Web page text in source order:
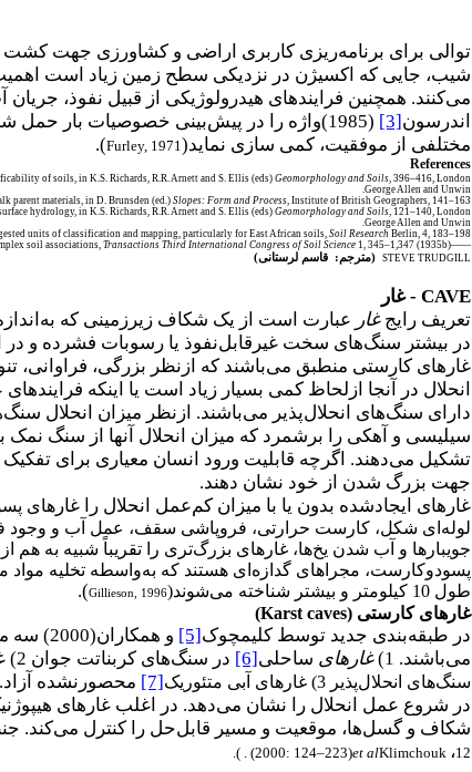
توالی برای برنامه‌ریزی کاربری اراضی و کشاورزی جهت
شیب، جایی که اکسیژن در نزدیکی سطح زمین زیاد است اهمیت
می‌کنند. همچنین فرایندهای هیدرولوژیکی از قبیل نفوذ،
اندرسون[3]
(1985)واژه را در پیش‌بینی خصوصیات بار
مختلفی از موفقیت، کمی سازی نماید(Furley, 1971
).
References
of soils, in K.S. Richards, R.R. Arnett and S. Ellis (eds) Geomorphology and Soils, 396–416, London:
George Allen and Unwin.
parent materials, in D. Brunsden (ed.) Slopes: Form and Process, Institute of British Geographers, 141–163.
hydrology, in K.S. Richards, R.R. Arnett and S. Ellis (eds) Geomorphology and Soils, 121–140, London:
George Allen and Unwin.
units of classification and mapping, particularly for East African soils, Soil Research Berlin, 4, 183–198.
——(1935b) Complex units for the mapping of complex soil associations,
Transactions Third International Congress of Soil Science 1, 345–1,347.
STEVE TRUDGILL (مترجم: قاسم لرستانی)
CAVE - غار
تعریف رایجغار عبارت است از یک شکاف زیرزمینی که
در بیشتر سنگ‌های سخت غیرقابل‌نفوذ یا رسوبات فشرده و در
غارهای کارستی منطبق می‌باشند که ازنظر بزرگی،
انحلال در آنجا ازلحاظ کمی بسیار زیاد است یا اینکه
دارای سنگ‌های انحلال‌پذیر می‌باشند. ازنظر میزان انحلال
سیلیسی و آهکی را برشمرد که میزان انحلال آنها از سنگ
تشکیل می‌دهند. اگرچه قابلیت ورود انسان معیاری برای تفکیک
جهت بزرگ شدن از خود نشان دهند.
غارهای ایجادشده بدون یا با میزان کم‌عمل انحلال را غار های
لوله‌ای شکل، کارست حرارتی، فروپاشی سقف، عمل آب و وجود
جویبارها و آب شدن یخ‌ها، غارهای بزرگ‌تری را تقریباً شبیه به هم
پسودوکارست، مجراهای گدازه‌ای هستند که به‌واسطه تخلیه
طول 10 کیلومتر و بیشتر شناخته می‌شوند(
Gillieson, 1996
).
غار های کارستی (Karst caves)
در طبقه‌بندی جدید توسط کلیمچوک[5] و همکاران(2000) سه مجموعه بزرگ ژنتیکی
می‌باشند. 1)
غارهای ساحلی[6] در سنگ‌های کربناتت جوان 2) غار
سنگ‌های انحلال‌پذیر 3) غار
های آبی متئوریک[7] محصورنشده آزاد. شکل 18 دامنه
شکاف و گسل‌ها، موقعیت و مسیر قابل‌حل را کنترل
12، Klimchouk
et al
. (2000: 124–223)
).